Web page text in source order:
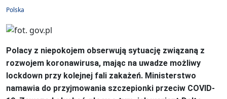
Polska
Polacy z niepokojem obserwują sytuację związaną z
rozwojem koronawirusa, mając na uwadze możliwy
lockdown przy kolejnej fali zakażeń. Ministerstwo
namawia do przyjmowania szczepionki przeciw COVID-